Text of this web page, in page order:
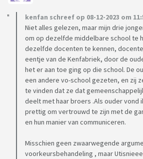
kenfan schreef op 08-12-2023 om
Niet alles gelezen, maar mijn drie
om op dezelfde middelbare school te
dezelfde docenten te kennen,
eentje van de Kenfabriek, door de
het er aan toe ging op die school. De
een andere vo-school gezeten, en zij
te vinden dat ze dat
deelt met haar broers .Als ouder vond
prettig om vertrouwd te zijn met de
en hun manier van communiceren.
Misschien geen zwaarwegende
voorkeursbehandeling , maar